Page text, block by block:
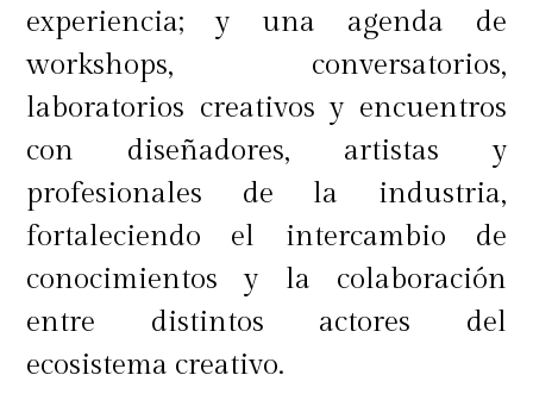
experiencia; y una agenda de
workshops, conversatorios,
laboratorios creativos y encuentros
con diseñadores, artistas y
profesionales de la industria,
fortaleciendo el intercambio de
conocimientos y la colaboración
entre distintos actores del
ecosistema creativo.